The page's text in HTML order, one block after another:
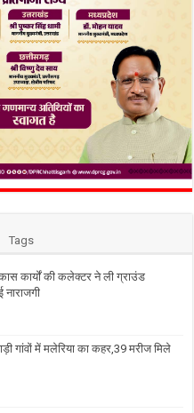
Tags
कार्यों की कलेक्टर ने ली ग्राउंड
नाराजगी
गांवों में मलेरिया का कहर,39 मरीज मिले